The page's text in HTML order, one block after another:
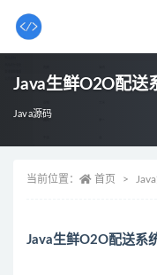
Java生鲜O2O配送
Java源码
当前位置： 首页
Java生鲜O2O配送系